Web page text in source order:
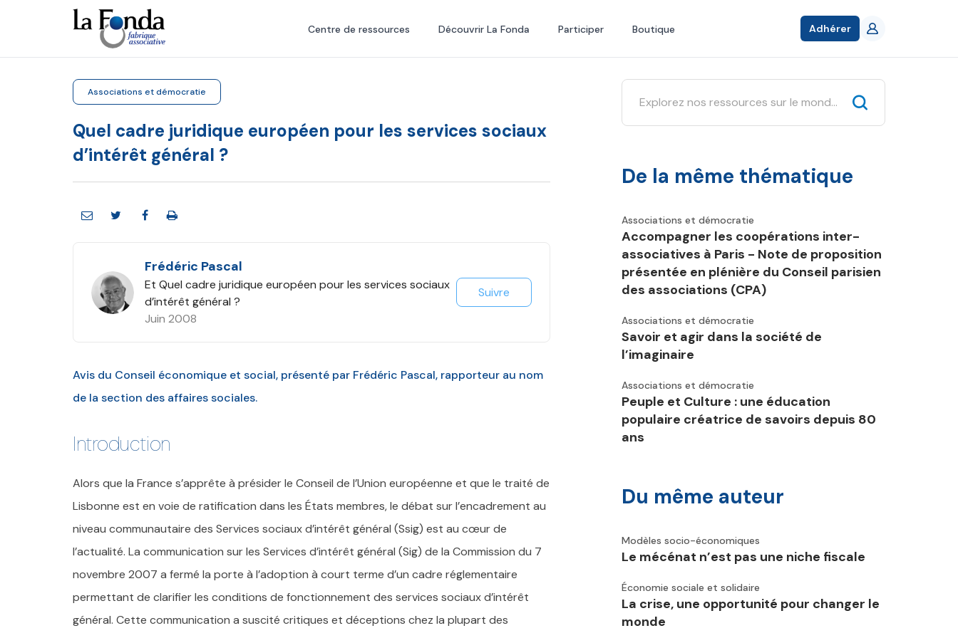
principal
Centre de ressources Découvrir La Fonda Participer Boutique Adhérer
Associations et démocratie
Quel cadre juridique européen pour les services sociaux
d’intérêt général ?
Frédéric Pascal
Et Quel cadre juridique européen pour les services sociaux
d’intérêt général ?
Juin 2008
Suivre
Avis du Conseil économique et social, présenté par Frédéric Pascal, rapporteur au nom
de la section des affaires sociales.
Introduction
Alors que la France s’apprête à présider le Conseil de l’Union européenne et que le traité de
Lisbonne est en voie de ratification dans les États membres, le débat sur l’encadrement au
niveau communautaire des Services sociaux d’intérêt général (Ssig) est au cœur de
l’actualité. La communication sur les Services d’intérêt général (Sig) de la Commission du 7
novembre 2007 a fermé la porte à l’adoption à court terme d’un cadre réglementaire
permettant de clarifier les conditions de fonctionnement des services sociaux d’intérêt
général. Cette communication a suscité critiques et déceptions chez la plupart des
De la même thématique
Associations et démocratie
Accompagner les coopérations inter-
associatives à Paris - Note de proposition
présentée en plénière du Conseil parisien
des associations (CPA)
Associations et démocratie
Savoir et agir dans la société de
l’imaginaire
Associations et démocratie
Peuple et Culture : une éducation
populaire créatrice de savoirs depuis 80
ans
Du même auteur
Modèles socio-économiques
Le mécénat n’est pas une niche fiscale
Économie sociale et solidaire
La crise, une opportunité pour changer le
monde